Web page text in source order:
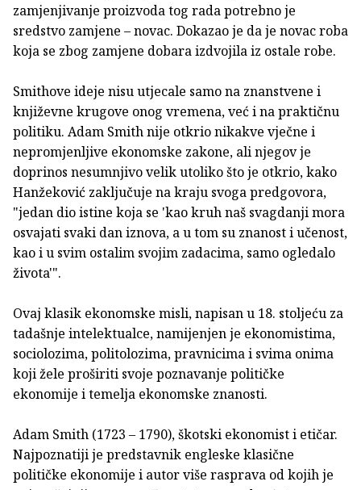
zamjenjivanje proizvoda tog rada potrebno je
sredstvo zamjene – novac. Dokazao je da je novac roba
koja se zbog zamjene dobara izdvojila iz ostale robe.
Smithove ideje nisu utjecale samo na znanstvene i
književne krugove onog vremena, već i na praktičnu
politiku. Adam Smith nije otkrio nikakve vječne i
nepromjenljive ekonomske zakone, ali njegov je
doprinos nesumnjivo velik utoliko što je otkrio, kako
Hanžeković zaključuje na kraju svoga predgovora,
"jedan dio istine koja se 'kao kruh naš svagdanji mora
osvajati svaki dan iznova, a u tom su znanost i učenost,
kao i u svim ostalim svojim zadacima, samo ogledalo
života'".
Ovaj klasik ekonomske misli, napisan u 18. stoljeću za
tadašnje intelektualce, namijenjen je ekonomistima,
sociolozima, politolozima, pravnicima i svima onima
koji žele proširiti svoje poznavanje političke
ekonomije i temelja ekonomske znanosti.
Adam Smith (1723 – 1790), škotski ekonomist i etičar.
Najpoznatiji je predstavnik engleske klasične
političke ekonomije i autor više rasprava od kojih je